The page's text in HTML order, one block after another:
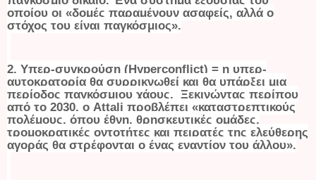
οποίου οι «δομές παραμένουν ασαφείς, αλλά ο
στόχος του είναι παγκόσμιος».
2. Υπερ-συγκρούση (Hyperconflict) = η υπερ-
αυτοκρατορία θα συρρικνωθεί και θα υπάρξει μια
περίοδος παγκόσμιου χάους. Ξεκινώντας περίπου
από το 2030, ο Attali προβλέπει «καταστρεπτικούς
πολέμους, όπου έθνη, θρησκευτικές ομάδες,
τρομοκρατικές οντοτήτες και πειρατές της ελεύθερης
αγοράς θα στρέφονται ο ένας εναντίον του άλλου».